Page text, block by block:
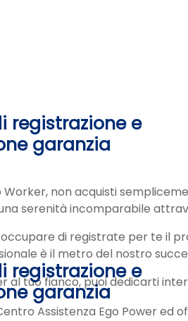
registrazione e
garanzia
Worker, non acquisti
serenità incomparabile
di registrate per te il
è il metro del nostro
al tuo fianco, puoi dedicarti
registrazione e
garanzia
Assistenza Ego Power